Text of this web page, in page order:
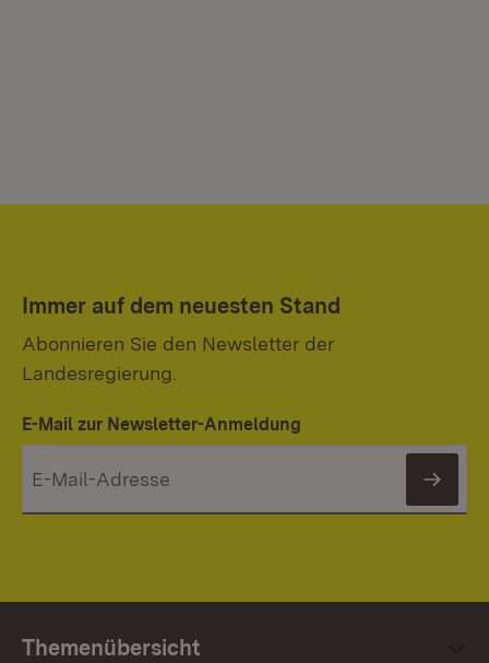
Immer auf dem neuesten Stand
Abonnieren Sie den Newsletter der
Landesregierung.
E-Mail zur Newsletter-Anmeldung
Themenübersicht